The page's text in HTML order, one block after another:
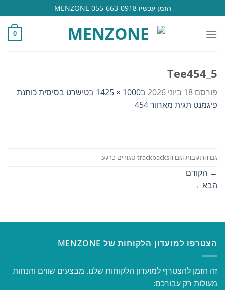
to
content
הזמן עכשיו 055-663-0918 MENZONE
0
Tee454_5
פורסם 18 ביוני 2026 ב1000 × 1425 בטישרט בסיסית כותנת
פיגמנט תגית מאחור 454
גם התגובות וגם הtrackbacks סגורים כרגע.
← הקודם
הבא →
הצטרפו למועדון הלקוחות של MENZONE
זה הזמן להצטרף למועדון הלקוחות שלנו. מבצעים שווים והנחות
מעולות רק עבורכם: